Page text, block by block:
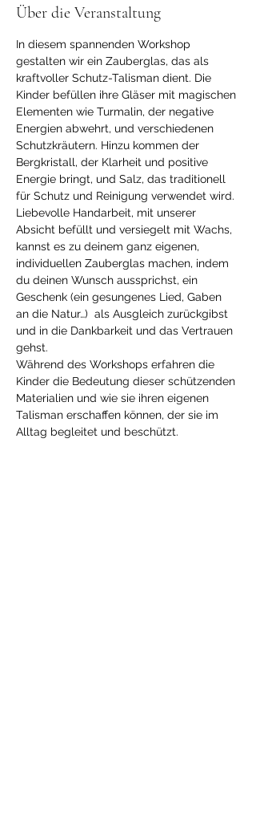
Über die Veranstaltung
In diesem spannenden Workshop
gestalten wir ein Zauberglas, das als
kraftvoller Schutz-Talisman dient. Die
Kinder befüllen ihre Gläser mit magischen
Elementen wie Turmalin, der negative
Energien abwehrt, und verschiedenen
Schutzkräutern. Hinzu kommen der
Bergkristall, der Klarheit und positive
Energie bringt, und Salz, das traditionell
für Schutz und Reinigung verwendet wird.
Liebevolle Handarbeit, mit unserer
Absicht befüllt und versiegelt mit Wachs,
kannst es zu deinem ganz eigenen,
individuellen Zauberglas machen, indem
du deinen Wunsch aussprichst, ein
Geschenk (ein gesungenes Lied, Gaben
an die Natur…)  als Ausgleich zurückgibst
und in die Dankbarkeit und das Vertrauen
gehst.
Während des Workshops erfahren die
Kinder die Bedeutung dieser schützenden
Materialien und wie sie ihren eigenen
Talisman erschaffen können, der sie im
Alltag begleitet und beschützt.